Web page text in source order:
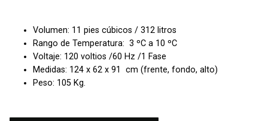
Volumen: 11 pies cúbicos / 312 litros
Rango de Temperatura: 3 ºC a 10 ºC
Voltaje: 120 voltios /60 Hz /1 Fase
Medidas: 124 x 62 x 91 cm (frente, fondo, alto)
Peso: 105 Kg.